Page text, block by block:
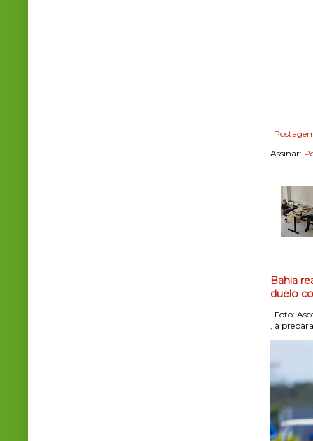
Assinar:
Bahia
duelo
Foto:
, à